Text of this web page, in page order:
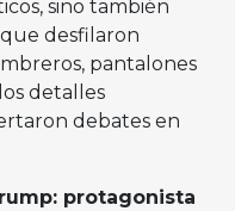
sino también
desfilaron
pantalones
detalles
debates en
protagonista